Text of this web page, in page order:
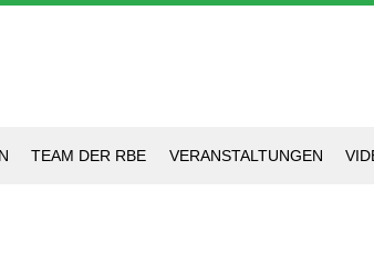
TEAM DER RBE VERANSTALTUNGEN